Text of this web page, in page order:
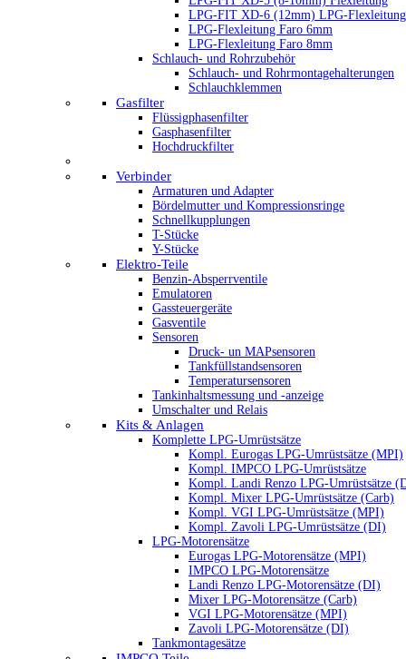
LPG-FIT XD-6 (12mm) LPG-Flexleitung
LPG-Flexleitung Faro 6mm
LPG-Flexleitung Faro 8mm
Schlauch- und Rohrzubehör
Schlauch- und Rohrmontagehalterungen
Schlauchklemmen
Gasfilter
Flüssigphasenfilter
Gasphasenfilter
Hochdruckfilter
Verbinder
Armaturen und Adapter
Bördelmutter und Kompressionsringe
Schnellkupplungen
T-Stücke
Y-Stücke
Elektro-Teile
Benzin-Absperrventile
Emulatoren
Gassteuergeräte
Gasventile
Sensoren
Druck- un MAPsensoren
Tankfüllstandsensoren
Temperatursensoren
Tankinhaltsmessung und -anzeige
Umschalter und Relais
Kits & Anlagen
Komplette LPG-Umrüstsätze
Kompl. Eurogas LPG-Umrüstsätze (MPI)
Kompl. IMPCO LPG-Umrüstsätze
Kompl. Landi Renzo LPG-Umrüstsätze
Kompl. Mixer LPG-Umrüstsätze (Carb)
Kompl. VGI LPG-Umrüstsätze (MPI)
Kompl. Zavoli LPG-Umrüstsätze (DI)
LPG-Motorensätze
Eurogas LPG-Motorensätze (MPI)
IMPCO LPG-Motorensätze
Landi Renzo LPG-Motorensätze (DI)
Mixer LPG-Motorensätze (Carb)
VGI LPG-Motorensätze (MPI)
Zavoli LPG-Motorensätze (DI)
Tankmontagesätze